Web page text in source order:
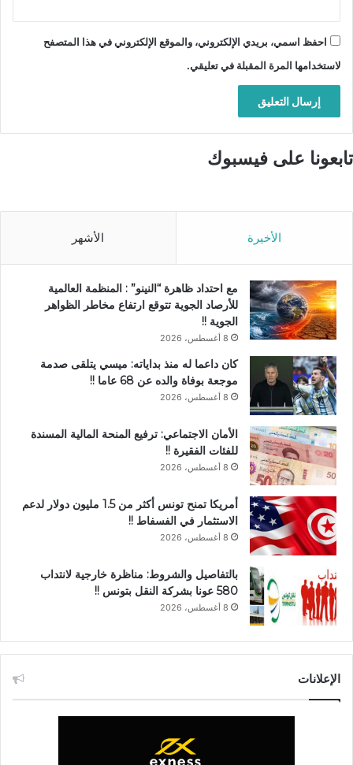
احفظ اسمي، بريدي الإلكتروني، والموقع الإلكتروني في هذا المتصفح
لاستخدامها المرة المقبلة في تعليقي.
تابعونا على فيسبوك
الأخيرة الأشهر
مع احتداد ظاهرة “النينو” : المنظمة العالمية
للأرصاد الجوية تتوقع ارتفاع مخاطر الظواهر
الجوية !!
8 أغسطس، 2026
كان داعما له منذ بداياته: ميسي يتلقى صدمة
موجعة بوفاة والده عن 68 عاما !!
8 أغسطس، 2026
الأمان الاجتماعي: ترفيع المنحة المالية المسندة
للفئات الفقيرة !!
8 أغسطس، 2026
أمريكا تمنح تونس أكثر من 1.5 مليون دولار لدعم
الاستثمار في الفسفاط !!
8 أغسطس، 2026
بالتفاصيل والشروط: مناظرة خارجية لانتداب
580 عونا بشركة النقل بتونس !!
8 أغسطس، 2026
الإعلانات